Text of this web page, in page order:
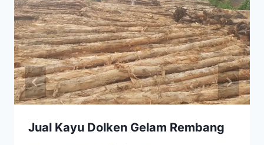
Jual Kayu Dolken Gelam Rembang